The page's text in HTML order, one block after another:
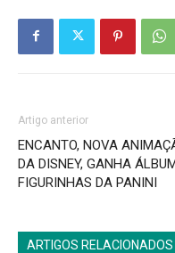
Artigo anterior
ENCANTO, NOVA
DA DISNEY, GANHA
FIGURINHAS DA PANINI
ARTIGOS RELACIONADOS